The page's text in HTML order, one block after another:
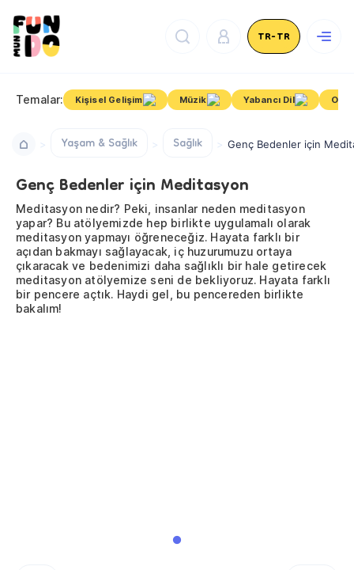
TR-TR
Temalar: Kişisel Gelişim Müzik Yabancı Dil
Yaşam & Sağlık Sağlık Genç Bedenler için
Genç Bedenler için Meditasyon
Meditasyon nedir? Peki, insanlar neden meditasyon
yapar? Bu atölyemizde hep birlikte uygulamalı olarak
meditasyon yapmayı öğreneceğiz. Hayata farklı bir
açıdan bakmayı sağlayacak, iç huzurumuzu ortaya
çıkaracak ve bedenimizi daha sağlıklı bir hale getirecek
meditasyon atölyemize seni de bekliyoruz. Hayata farklı
bir pencere açtık. Haydi gel, bu pencereden birlikte
bakalım!